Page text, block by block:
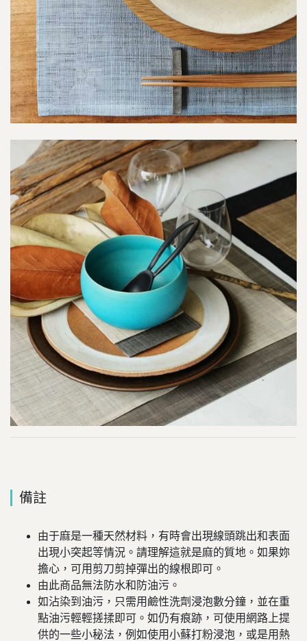
備註
由于麻是一種天然材料，有時會出現線頭跳出和表面
出現小突起等情況。請理解這就是麻的質地。如果妳
擔心，可用剪刀剪掉彈出的線根即可。
由此商品無法防水和防油污。
如沾染到油污，只需用鹼性洗劑浸泡數分鐘，並在重
點油污輕輕搓揉即可。如仍有痕跡，可使用網路上提
供的一些小秘法，例如使用小蘇打粉浸泡，或是用熱